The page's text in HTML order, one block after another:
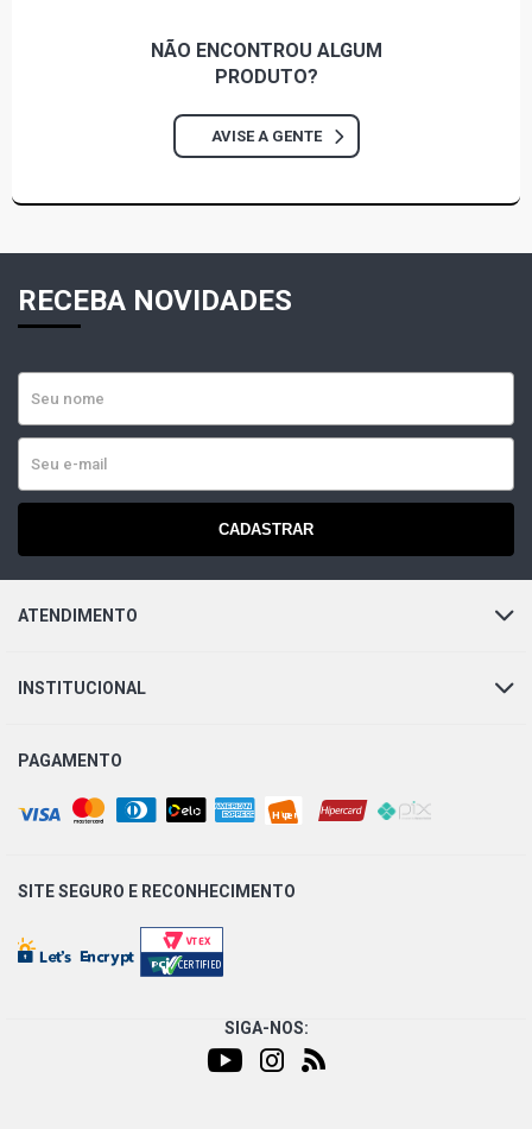
NÃO ENCONTROU ALGUM
PRODUTO?
AVISE A GENTE
RECEBA NOVIDADES
CADASTRAR
ATENDIMENTO
INSTITUCIONAL
PAGAMENTO
SITE SEGURO E RECONHECIMENTO
SIGA-NOS: